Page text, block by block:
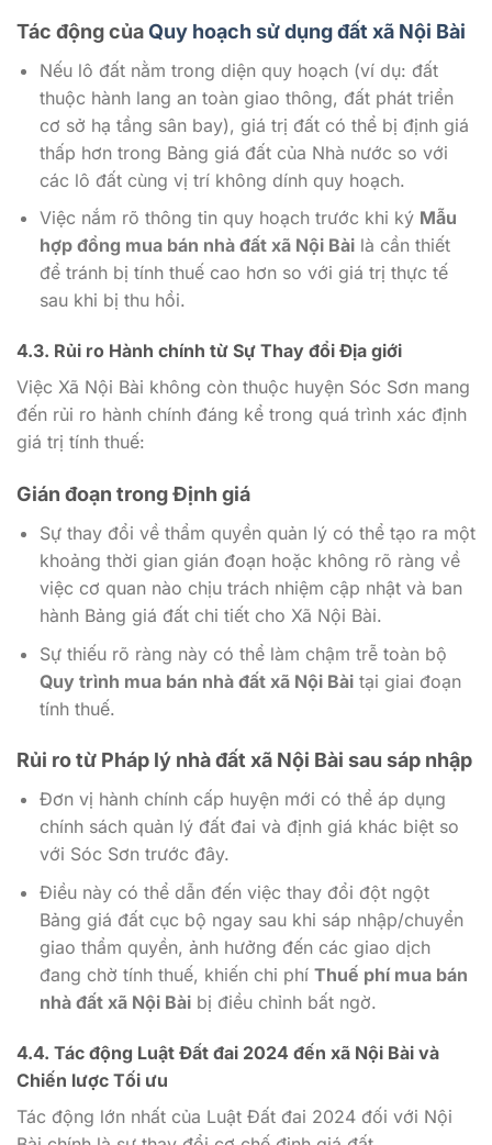
Tác động củaQuy hoạch sử dụng đất xã Nội Bài
Nếu lô đất nằm trong diện quy hoạch (ví dụ: đất
thuộc hành lang an toàn giao thông, đất phát triển
cơ sở hạ tầng sân bay), giá trị đất có thể bị định giá
thấp hơn trong Bảng giá đất của Nhà nước so với
các lô đất cùng vị trí không dính quy hoạch.
Việc nắm rõ thông tin quy hoạch trước khi ký Mẫu
hợp đồng mua bán nhà đất xã Nội Bàilà cần thiết
để tránh bị tính thuế cao hơn so với giá trị thực tế
sau khi bị thu hồi.
4.3. Rủi ro Hành chính từ Sự Thay đổi Địa giới
Việc Xã Nội Bài không còn thuộc huyện Sóc Sơn mang
đến rủi ro hành chính đáng kể trong quá trình xác định
giá trị tính thuế:
Gián đoạn trong Định giá
Sự thay đổi về thẩm quyền quản lý có thể tạo ra một
khoảng thời gian gián đoạn hoặc không rõ ràng về
việc cơ quan nào chịu trách nhiệm cập nhật và ban
hành Bảng giá đất chi tiết cho Xã Nội Bài.
Sự thiếu rõ ràng này có thể làm chậm trễ toàn bộ
Quy trình mua bán nhà đất xã Nội Bàitại giai đoạn
tính thuế.
Rủi ro từ Pháp lý nhà đất xã Nội Bài sau sáp nhập
Đơn vị hành chính cấp huyện mới có thể áp dụng
chính sách quản lý đất đai và định giá khác biệt so
với Sóc Sơn trước đây.
Điều này có thể dẫn đến việc thay đổi đột ngột
Bảng giá đất cục bộ ngay sau khi sáp nhập/chuyển
giao thẩm quyền, ảnh hưởng đến các giao dịch
đang chờ tính thuế, khiến chi phí Thuế phí mua bán
nhà đất xã Nội Bàibị điều chỉnh bất ngờ.
4.4. Tác động Luật Đất đai 2024 đến xã Nội Bài và
Chiến lược Tối ưu
Tác động lớn nhất của Luật Đất đai 2024 đối với Nội